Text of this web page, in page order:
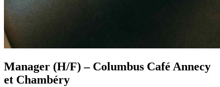
Manager (H/F) – Columbus Café Annecy
et Chambéry